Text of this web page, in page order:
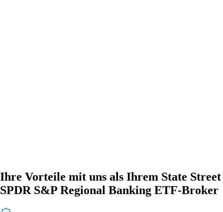
Ihre Vorteile mit uns als Ihrem State Street
SPDR S&P Regional Banking ETF-Broker